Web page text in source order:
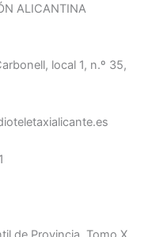
ALICANTINA
local 1, n.º 35,